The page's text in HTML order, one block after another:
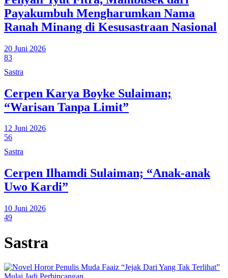
Payakumbuh Mengharumkan Nama
Ranah Minang di Kesusastraan Nasional
20 Juni 2026
83
Sastra
Cerpen Karya Boyke Sulaiman;
“Warisan Tanpa Limit”
12 Juni 2026
56
Sastra
Cerpen Ilhamdi Sulaiman; “Anak-anak
Uwo Kardi”
10 Juni 2026
49
Sastra